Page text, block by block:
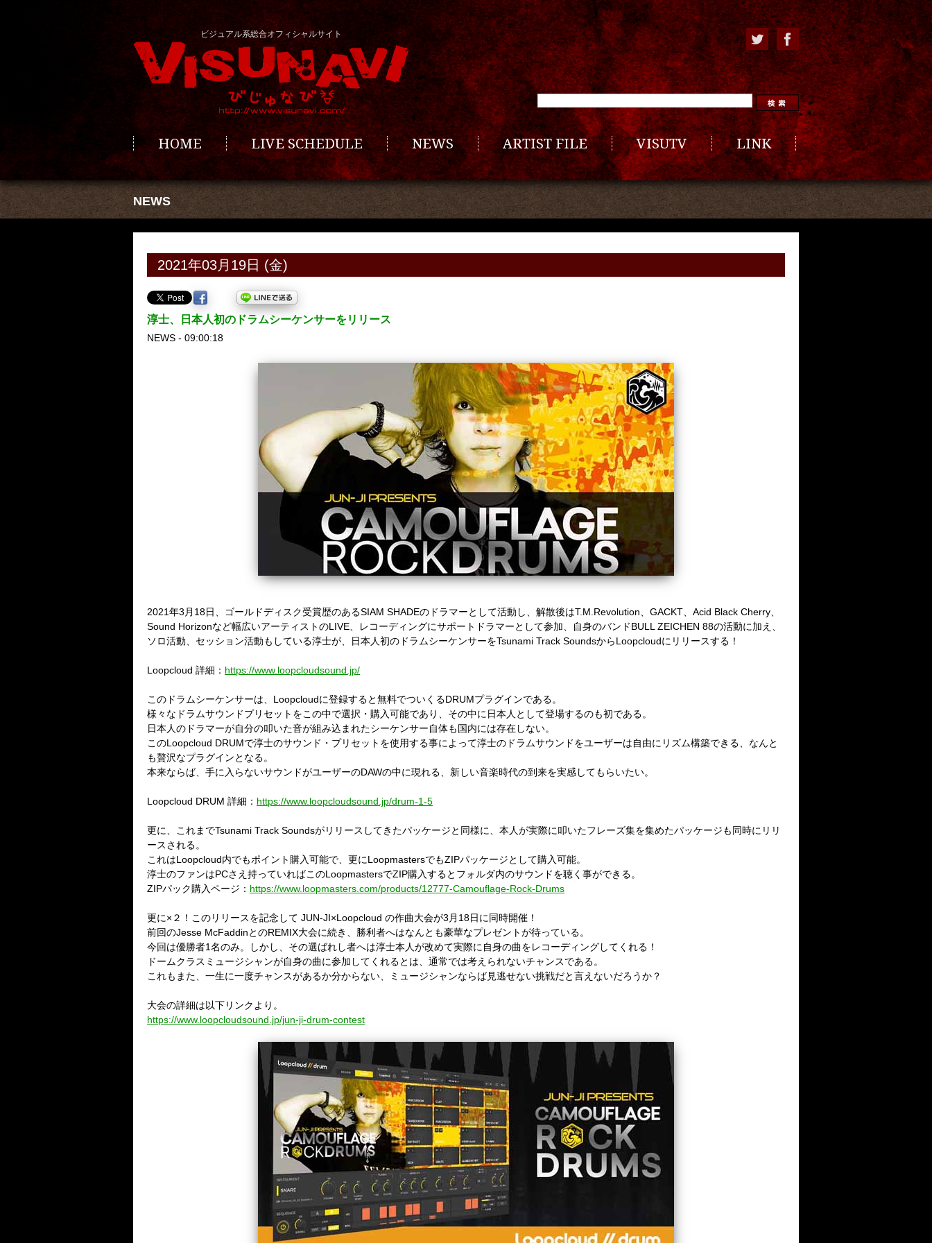
ビジュアル系総合オフィシャルサイト
HOME LIVE SCHEDULE NEWS ARTIST FILE VISUTV LINK
NEWS
2021年03月19日 (金)
淳士、日本人初のドラムシーケンサーをリリース
NEWS - 09:00:18
2021年3月18日、ゴールドディスク受賞歴のあるSIAM SHADEのドラマーとして活動し、 解散後はT.M.Revolution、GACKT、Acid Black Cherry、
Sound Horizonなど幅広いアーティストのLIVE、レコーディングにサポートドラマーとして参加、自身のバンドBULL ZEICHEN 88の活動に加え、
ソロ活動、セッション活動もしている淳士が、日本人初のドラムシーケンサーをTsunami Track SoundsからLoopcloudにリリースする！
Loopcloud 詳細： https://www.loopcloudsound.jp/
このドラムシーケンサーは、Loopcloudに登録すると無料でついくるDRUMプラグインである。
様々なドラムサウンドプリセットをこの中で選択・購入可能であり、その中に日本人として登場するのも初である。
日本人のドラマーが自分の叩いた音が組み込まれたシーケンサー自体も国内には存在しない。
このLoopcloud DRUMで淳士のサウンド・プリセットを使用する事によって淳士のドラムサウンドをユーザーは自由にリズム構築できる、なんと
も贅沢なプラグインとなる。
本来ならば、手に入らないサウンドがユーザーのDAWの中に現れる、新しい音楽時代の到来を実感してもらいたい。
Loopcloud DRUM 詳細： https://www.loopcloudsound.jp/drum-1-5
更に、これまでTsunami Track Soundsがリリースしてきたパッケージと同様に、 本人が実際に叩いたフレーズ集を集めたパッケージも同時にリリ
ースされる。
これはLoopcloud内でもポイント購入可能で、更にLoopmastersでもZIPパッケージとして購入可能。
淳士のファンはPCさえ持っていればこのLoopmastersでZIP購入するとフォルダ内のサウンドを聴く事ができる。
ZIPパック購入ページ： https://www.loopmasters.com/products/12777-Camouflage-Rock-Drums
更に×２！このリリースを記念して JUN-JI×Loopcloud の作曲大会が3月18日に同時開催！
前回のJesse McFaddinとのREMIX大会に続き、勝利者へはなんとも豪華なプレゼントが待っている。
今回は優勝者1名のみ。しかし、その選ばれし者へは淳士本人が改めて実際に自身の曲をレコーディングしてくれる！
ドームクラスミュージシャンが自身の曲に参加してくれるとは、通常では考えられないチャンスである。
これもまた、一生に一度チャンスがあるか分からない、ミュージシャンならば見逃せない挑戦だと言えないだろうか？
大会の詳細は以下リンクより。
https://www.loopcloudsound.jp/jun-ji-drum-contest